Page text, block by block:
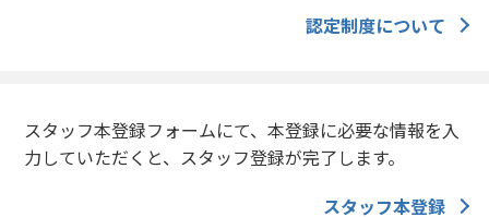
認定制度について
スタッフ本登録フォームにて、本登録に必要な情報を入
力していただくと、スタッフ登録が完了します。
スタッフ本登録